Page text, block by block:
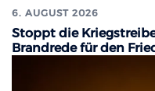
6. AUGUST 2026
Stoppt die
Brandrede für den